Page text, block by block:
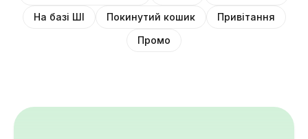
На базі ШІ
Покинутий кошик
Привітання
Промо